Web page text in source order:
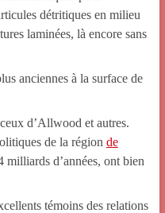
détritiques en milieu
laminées, là encore sans
anciennes à la surface de
d’Allwood et autres.
de la région de
milliards d’années, ont bien
témoins des relations